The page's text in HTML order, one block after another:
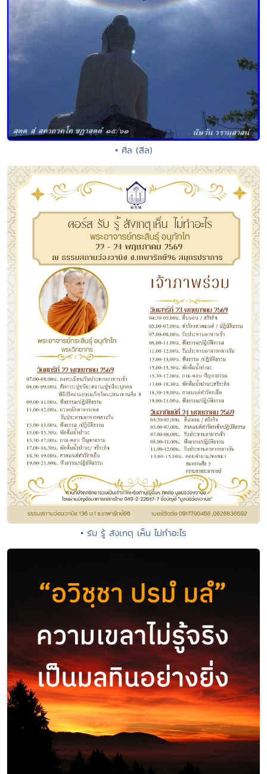
• ศีล (สีล)
• รับ รู้ สังเกตุ เห็น ไม่ทำอะไร